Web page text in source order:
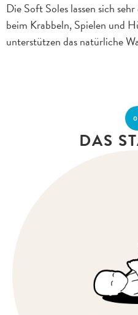
Die Soft Soles lassen sich
beim Krabbeln, Spielen und
unterstützen das natürliche
DAS